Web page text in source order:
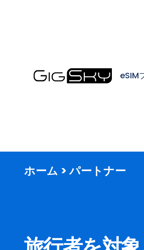
eSIM
ホーム > パートナー